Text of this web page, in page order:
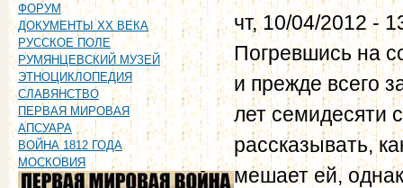
ФОРУМ
ДОКУМЕНТЫ XX ВЕКА
РУССКОЕ ПОЛЕ
РУМЯНЦЕВСКИЙ МУЗЕЙ
ЭТНОЦИКЛОПЕДИЯ
СЛАВЯНСТВО
ПЕРВАЯ МИРОВАЯ
АПСУАРА
ВОЙНА 1812 ГОДА
МОСКОВИЯ
чт, 10/04/2012 -
Погревшись на
и прежде всего
лет семидесяти
рассказывать,
мешает ей,